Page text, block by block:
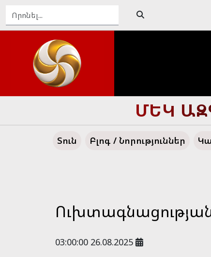
ԴԵՊԻ՛
Տուն Բլոգ / Նորություններ
03:00:00 26.08.2025